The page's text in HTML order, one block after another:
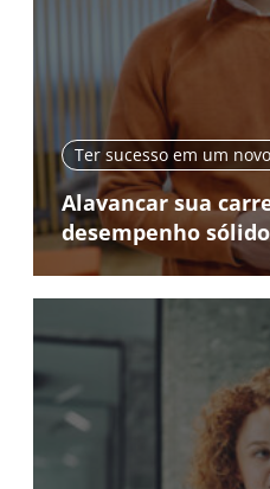
Ter sucesso em um
Alavancar sua
desempenho